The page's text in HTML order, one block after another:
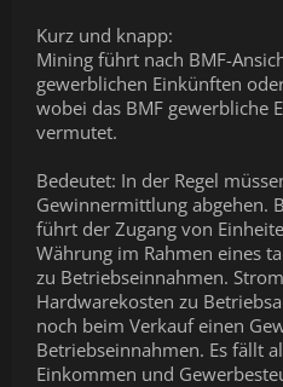
Kurz und knapp:
Mining führt nach BMF-
gewerblichen Einkünften
wobei das BMF gewerbliche
vermutet.
Bedeutet: In der Regel
Gewinnermittlung abgehen.
führt der Zugang von
Währung im Rahmen eines
zu Betriebseinnahmen.
Hardwarekosten zu
noch beim Verkauf einen
Betriebseinnahmen. Es fällt
Einkommen und